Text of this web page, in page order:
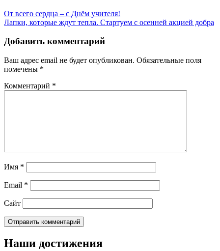
От всего сердца – с Днём учителя!
Лапки, которые ждут тепла. Стартуем с осенней акцией добра
Добавить комментарий
Ваш адрес email не будет опубликован. Обязательные поля
помечены *
Комментарий *
Имя *
Email *
Сайт
Наши достижения